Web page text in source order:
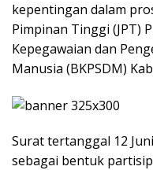
kepentingan dalam
Pimpinan Tinggi (JPT)
Kepegawaian dan
Manusia (BKPSDM)
Surat tertanggal 12
sebagai bentuk